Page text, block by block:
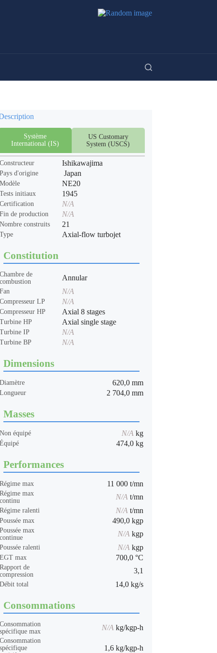
Système
International (IS)
US Customary
System (USCS)
Constructeur Ishikawajima
Pays d'origine Japan
Modèle NE20
Tests initiaux 1945
Certification N/A
Fin de production N/A
Nombre construits 21
Type Axial-flow turbojet
Constitution
Chambre de
combustion
Annular
Fan N/A
Compresseur LP N/A
Compresseur HP Axial 8 stages
Turbine HP Axial single stage
Turbine IP N/A
Turbine BP N/A
Dimensions
Diamètre 620,0 mm
Longueur 2 704,0 mm
Masses
Non équipé N/A kg
Équipé 474,0 kg
Performances
Régime max 11 000 t/mn
Régime max
continu
N/A t/mn
Régime ralenti N/A t/mn
Poussée max 490,0 kgp
Poussée max
continue
N/A kgp
Poussée ralenti N/A kgp
EGT max 700,0 °C
Rapport de
compression
3,1
Débit total 14,0 kg/s
Consommations
Consommation
spécifique max
N/A kg/kgp-h
Consommation
spécifique
1,6 kg/kgp-h